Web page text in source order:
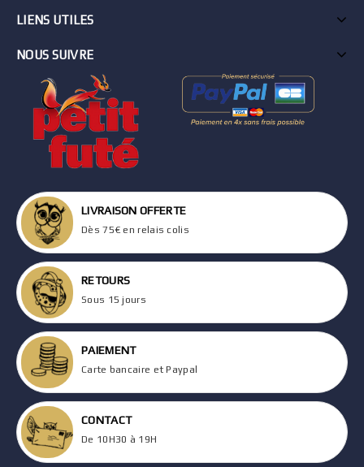
LIENS UTILES
NOUS SUIVRE
LIVRAISON OFFERTE
Dès 75€ en relais colis
RETOURS
Sous 15 jours
PAIEMENT
Carte bancaire et Paypal
CONTACT
De 10H30 à 19H